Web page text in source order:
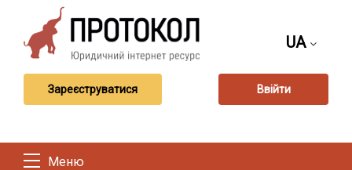
UA
Зареєструватися Ввійти
Меню